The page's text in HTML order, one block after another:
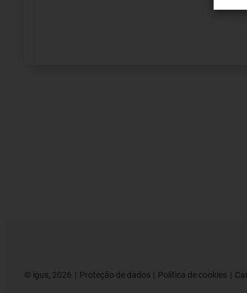
© igus, 2026 Proteção de dados Política de cookies